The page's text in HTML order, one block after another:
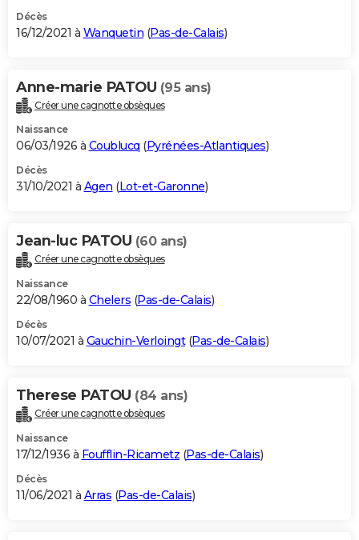
Décès
16/12/2021 à Wanquetin (Pas-de-Calais)
Anne-marie PATOU (95 ans)
Créer une cagnotte obsèques
Naissance
06/03/1926 à Coublucq (Pyrénées-Atlantiques)
Décès
31/10/2021 à Agen (Lot-et-Garonne)
Jean-luc PATOU (60 ans)
Créer une cagnotte obsèques
Naissance
22/08/1960 à Chelers (Pas-de-Calais)
Décès
10/07/2021 à Gauchin-Verloingt(Pas-de-Calais)
Therese PATOU (84 ans)
Créer une cagnotte obsèques
Naissance
17/12/1936 à Foufflin-Ricametz (Pas-de-Calais)
Décès
11/06/2021 à Arras (Pas-de-Calais)